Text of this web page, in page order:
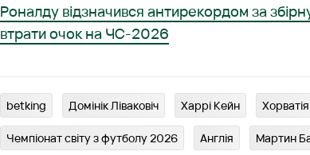
Роналду відзначився антирекордом за
втрати очок на ЧС-2026
betking Домінік Ліваковіч Харрі Кейн Хорватія
Чемпіонат світу з футболу 2026 Англія Мартин